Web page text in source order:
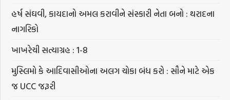
હર્ષ સંઘવી, કાયદાનો અમલ કરાવીને સંસ્કારી નેતા બનો : થરાદના
નાગરિકો
ખાખરેચી સત્યાગ્રહ : 1-8
મુસ્લિમો કે આદિવાસીઓના અલગ ચોકા બંધ કરો : સૌને માટે એક
જ UCC જરૂરી